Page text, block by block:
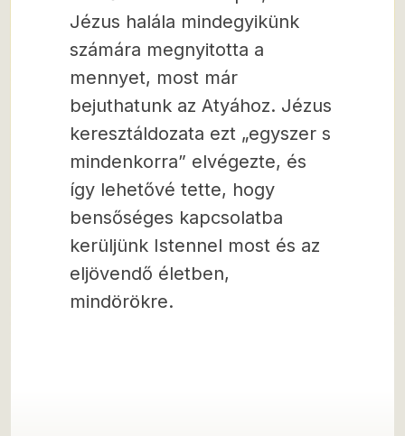
Jézus halála mindegyikünk
számára megnyitotta a
mennyet, most már
bejuthatunk az Atyához. Jézus
keresztáldozata ezt „egyszer s
mindenkorra” elvégezte, és
így lehetővé tette, hogy
bensőséges kapcsolatba
kerüljünk Istennel most és az
eljövendő életben,
mindörökre.